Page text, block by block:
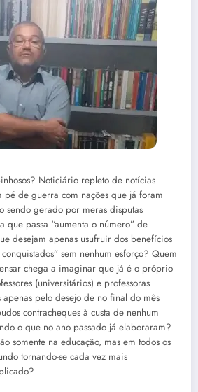
Noticiário repleto de notícias
pé de guerra com nações que já foram
sendo gerado por meras disputas
que passa “aumenta o número” de
desejam apenas usufruir dos benefícios
sem nenhum esforço? Quem
chega a imaginar que já é o próprio
(universitários) e professoras
pelo desejo de no final do mês
contracheques à custa de nenhum
o que no ano passado já elaboraram?
somente na educação, mas em todos os
tornando-se cada vez mais